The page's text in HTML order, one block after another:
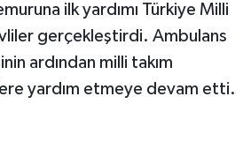
ilk yardımı Türkiye Milli
gerçekleştirdi. Ambulans
ardından milli takım
yardım etmeye devam etti.